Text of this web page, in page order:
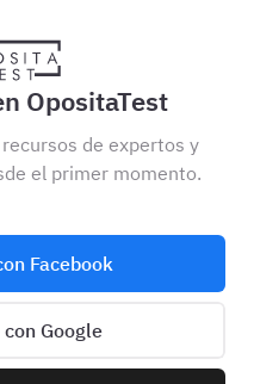
OpositaTest
de expertos y
el primer momento.
Facebook
Google